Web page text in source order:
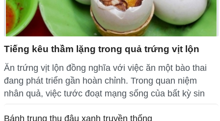
Tiếng kêu thầm lặng trong quả trứng vịt lộn
Ăn trứng vịt lộn đồng nghĩa với việc ăn một bào thai
đang phát triển gần hoàn chỉnh. Trong quan niệm
nhân quả, việc tước đoạt mạng sống của bất kỳ sin
Bánh trung thu đậu xanh truyền thống